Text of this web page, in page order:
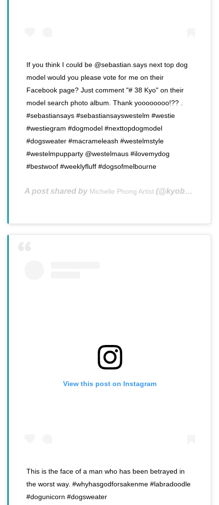
If you think I could be @sebastian.says next top dog
model would you please vote for me on their
Facebook page? Just comment "# 38 Kyo" on their
model search photo album. Thank yoooooooo!?? .
#sebastiansays #sebastiansayswestelm #westie
#westiegram #dogmodel #nexttopdogmodel
#dogsweater #macrameleash #westelmstyle
#westelmpupparty @westelmaus #ilovemydog
#bestwoof #weeklyfluff #dogsofmelbourne
A post shared by Michelle Phong Artist (@kyobooboo) on
View this post on Instagram
This is the face of a man who has been betrayed in
the worst way. #whyhasgodforsakenme #labradoodle
#dogunicorn #dogsweater